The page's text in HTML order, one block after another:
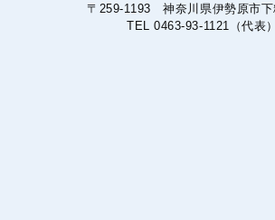
〒259-1193 神奈川県伊勢原市下
TEL 0463-93-1121（代表）